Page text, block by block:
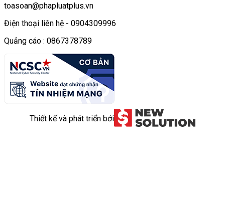
toasoan@phapluatplus.vn
Điện thoại liên hệ - 0904309996
Quảng cáo : 0867378789
Thiết kế và phát triển bởi